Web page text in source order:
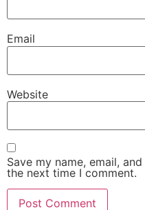
Email
Website
Save my name, email,
the next time I comment.